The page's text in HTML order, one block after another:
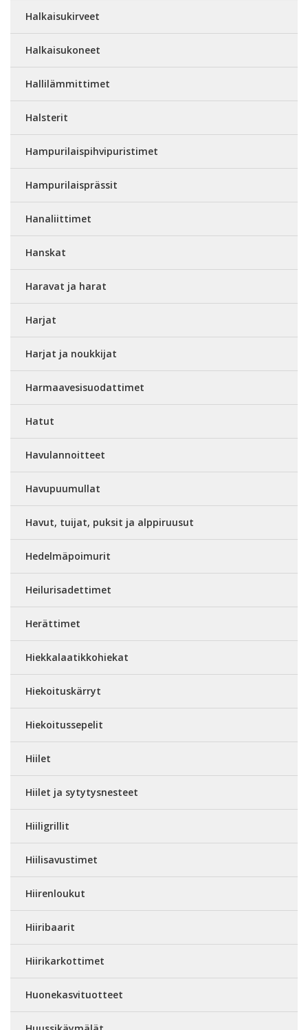
Halkaisukirveet
Halkaisukoneet
Hallilämmittimet
Halsterit
Hampurilaispihvipuristimet
Hampurilaisprässit
Hanaliittimet
Hanskat
Haravat ja harat
Harjat
Harjat ja noukkijat
Harmaavesisuodattimet
Hatut
Havulannoitteet
Havupuumullat
Havut, tuijat, puksit ja alppiruusut
Hedelmäpoimurit
Heilurisadettimet
Herättimet
Hiekkalaatikkohiekat
Hiekoituskärryt
Hiekoitussepelit
Hiilet
Hiilet ja sytytysnesteet
Hiiligrillit
Hiilisavustimet
Hiirenloukut
Hiiribaarit
Hiirikarkottimet
Huonekasvituotteet